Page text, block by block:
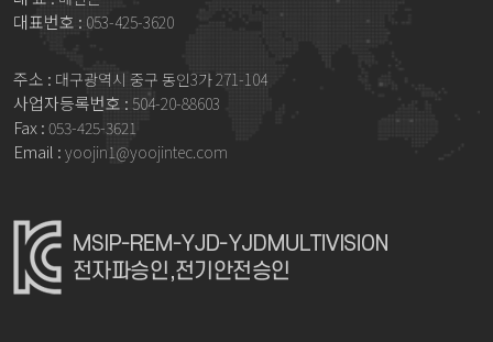
대표번호 : 053-425-3620
주소 : 대구광역시 중구 동인3가 271-104
사업자등록번호 : 504-20-88603
Fax : 053-425-3621
Email : yoojin1@yoojintec.com